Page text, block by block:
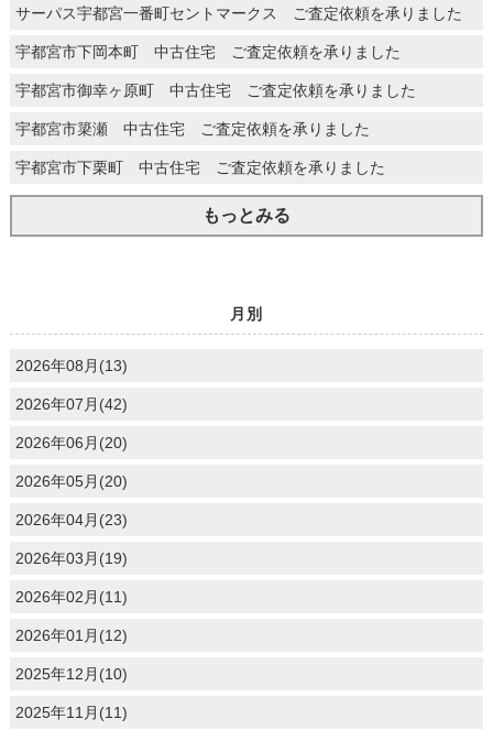
サーパス宇都宮一番町セントマークス ご査定依頼を承りました
宇都宮市下岡本町 中古住宅 ご査定依頼を承りました
宇都宮市御幸ヶ原町 中古住宅 ご査定依頼を承りました
宇都宮市簗瀬 中古住宅 ご査定依頼を承りました
宇都宮市下栗町 中古住宅 ご査定依頼を承りました
もっとみる
月別
2026年08月(13)
2026年07月(42)
2026年06月(20)
2026年05月(20)
2026年04月(23)
2026年03月(19)
2026年02月(11)
2026年01月(12)
2025年12月(10)
2025年11月(11)